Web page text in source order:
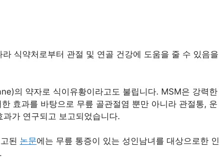
식약처로부터 관절 및 연골 건강에 도움을 줄 수 있음을
의 약자로 식이유황이라고도 불립니다. MSM은 강력한
효과를 바탕으로 무릎 골관절염 뿐만 아니라 관절통, 운
가 연구되고 보고되었습니다.
된 논문에는 무릎 통증이 있는 성인남녀를 대상으로한 인